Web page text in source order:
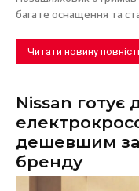
багате оснащення та
Читати новину
Nissan готує
дешевшим за
бренду